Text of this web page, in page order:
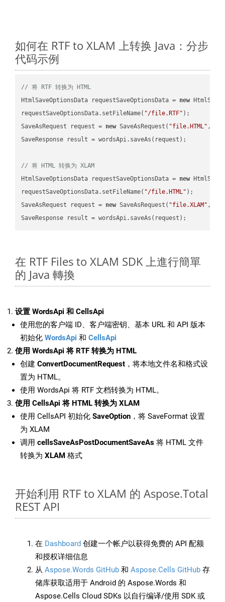
如何在 RTF to XLAM 上转换 Java：分步
代码示例
// 将 RTF 转换为 HTML
HtmlSaveOptionsData requestSaveOptionsData = new
requestSaveOptionsData.setFileName( "/file.RTF" );
SaveAsRequest request = new SaveAsRequest( "file.HTML"
SaveResponse result = wordsApi.saveAs(request);
// 将 HTML 转换为 XLAM
HtmlSaveOptionsData requestSaveOptionsData = new
requestSaveOptionsData.setFileName( "/file.HTML" );
SaveAsRequest request = new SaveAsRequest( "file.XLAM"
在 RTF Files to XLAM SDK 上進行簡單
的 Java 轉換
设置 WordsApi 和 CellsApi
使用您的客户端 ID、客户端密钥、基本 URL 和 API 版本
初始化 WordsApi 和 CellsApi
使用 WordsApi 将 RTF 转换为 HTML
创建 ConvertDocumentRequest ，将本地文件名和格式设
置为 HTML。
使用 WordsApi 将 RTF 文档转换为 HTML。
使用 CellsApi 将 HTML 转换为 XLAM
使用 CellsAPI 初始化 SaveOption ，将 SaveFormat 设置
为 XLAM
调用 cellsSaveAsPostDocumentSaveAs 将 HTML 文件
转换为 XLAM 格式
开始利用 RTF to XLAM 的 Aspose.Total
REST API
在 Dashboard 创建一个帐户以获得免费的 API 配额
和授权详细信息
从 Aspose.Words GitHub 和 Aspose.Cells GitHub 存
储库获取适用于 Android 的 Aspose.Words 和
Aspose.Cells Cloud SDKs 以自行编译/使用 SDK 或